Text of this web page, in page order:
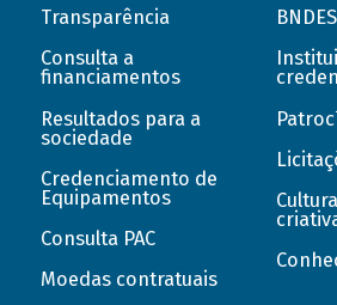
Transparência
Consulta a
financiamentos
Resultados para a
sociedade
Credenciamento de
Equipamentos
Consulta PAC
Moedas contratuais